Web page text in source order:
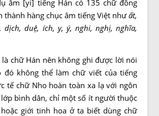
âm [yi] tiếng Hán có 135 chữ đồng
thành hàng chục âm tiếng Việt nhưất,
duệ, ích, y, ý, nghi, nghị, nghĩa,
là chữ Hán nên không ghi được lời nói
đó không thể làm chữ viết của tiếng
tế chữ Nho hoàn toàn xa lạ với ngôn
bình dân, chỉ một số ít người thuộc
giới tinh hoa ở ta biết dùng chữ